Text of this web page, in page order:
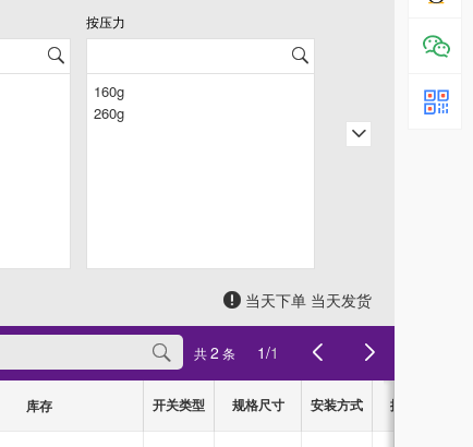
按压力
当天下单 当天发货
共2 条 1/1
库存 开关类型 规格尺寸 安装方式 按压力